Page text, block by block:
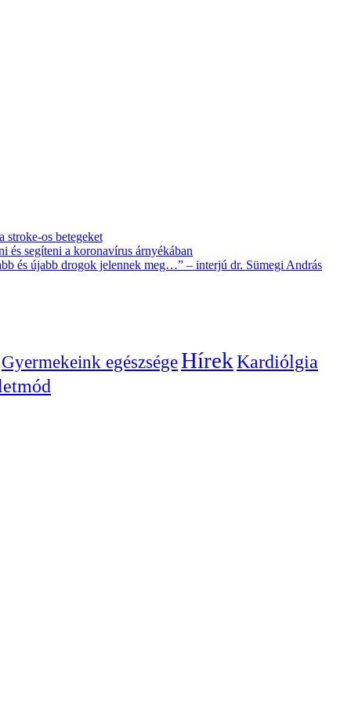
stroke-os betegeket
és segíteni a koronavírus árnyékában
és újabb drogok jelennek meg…” – interjú dr. Sümegi András
Gyermekeink egészségeHírekKardiólgia